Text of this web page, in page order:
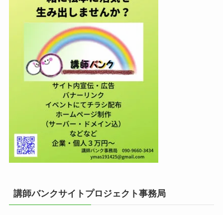
講師バンクサイトプロジェクト事務局